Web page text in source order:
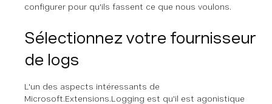
configurer pour qu'ils fassent ce que nous voulons.
Sélectionnez votre fournisseur
de logs
L'un des aspects intéressants de
Microsoft.Extensions.Logging est qu'il est agonistique